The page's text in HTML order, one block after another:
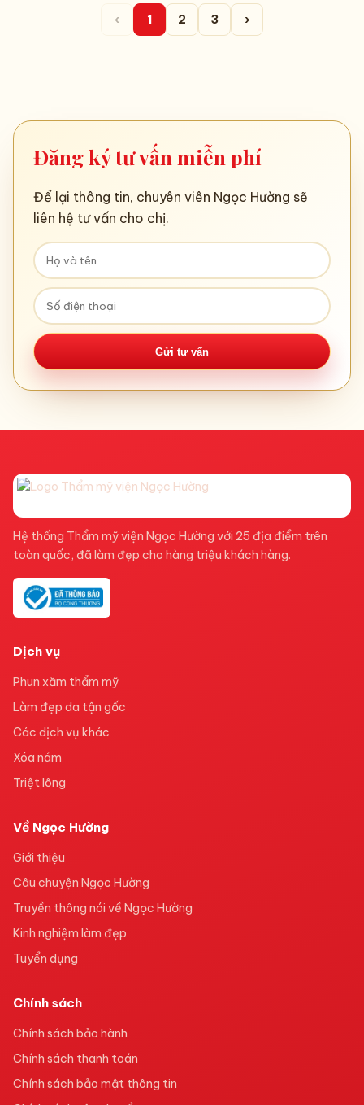
‹ 1 2 3 ›
Đăng ký tư vấn miễn phí
Để lại thông tin, chuyên viên Ngọc Hường sẽ
liên hệ tư vấn cho chị.
Gửi tư vấn
Hệ thống Thẩm mỹ viện Ngọc Hường với 25 địa điểm trên
toàn quốc, đã làm đẹp cho hàng triệu khách hàng.
Dịch vụ
Phun xăm thẩm mỹ
Làm đẹp da tận gốc
Các dịch vụ khác
Xóa nám
Triệt lông
Về Ngọc Hường
Giới thiệu
Câu chuyện Ngọc Hường
Truyền thông nói về Ngọc Hường
Kinh nghiệm làm đẹp
Tuyển dụng
Chính sách
Chính sách bảo hành
Chính sách thanh toán
Chính sách bảo mật thông tin